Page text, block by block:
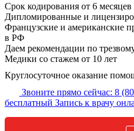
Срок кодирования от 6 месяцев
Дипломированные и
Французские и американские
в РФ
Даем рекомендации по
Медики со стажем от 10 лет
Круглосуточное оказание
Звоните прямо сейчас: 8
бесплатный Запись к врачу